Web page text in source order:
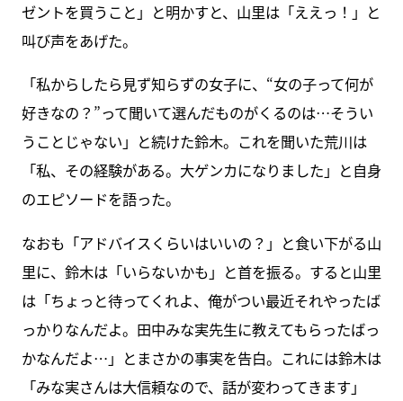
ゼントを買うこと」と明かすと、山里は「ええっ！」と
叫び声をあげた。
「私からしたら見ず知らずの女子に、“女の子って何が
好きなの？”って聞いて選んだものがくるのは…そうい
うことじゃない」と続けた鈴木。これを聞いた荒川は
「私、その経験がある。大ゲンカになりました」と自身
のエピソードを語った。
なおも「アドバイスくらいはいいの？」と食い下がる山
里に、鈴木は「いらないかも」と首を振る。すると山里
は「ちょっと待ってくれよ、俺がつい最近それやったば
っかりなんだよ。田中みな実先生に教えてもらったばっ
かなんだよ…」とまさかの事実を告白。これには鈴木は
「みな実さんは大信頼なので、話が変わってきます」